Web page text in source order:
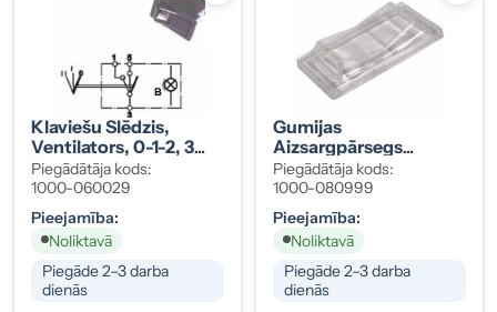
Klaviešu Slēdzis,
Ventilators, 0-1-2, 3
Kontakti, Blāvs
Apgaismojums
Piegādātāja kods:
1000-060029
Pieejamība:
Noliktavā
Piegāde 2–3 darba
dienās
Gumijas
Aizsargpārsegs
Slēdzim
Piegādātāja kods:
1000-080999
Pieejamība:
Noliktavā
Piegāde 2–3 darba
dienās